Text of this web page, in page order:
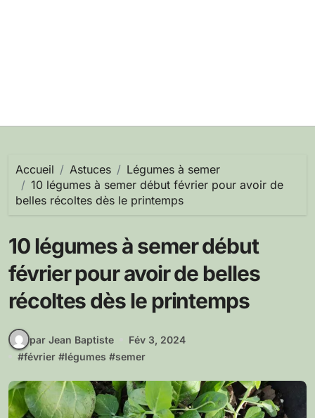
Accueil Astuces
Légumes à semer
10 légumes à semer début février pour avoir de
belles récoltes dès le printemps
10 légumes à semer début
février pour avoir de belles
récoltes dès le printemps
par Jean Baptiste
Fév 3, 2024
#février #légumes #semer